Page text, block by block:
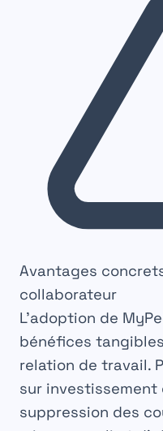
Incertaine
Dépend de votre
Coût Salarié
Avantages
collaborateur
L’adoption de
bénéfices
relation de travail.
sur investissement
suppression des